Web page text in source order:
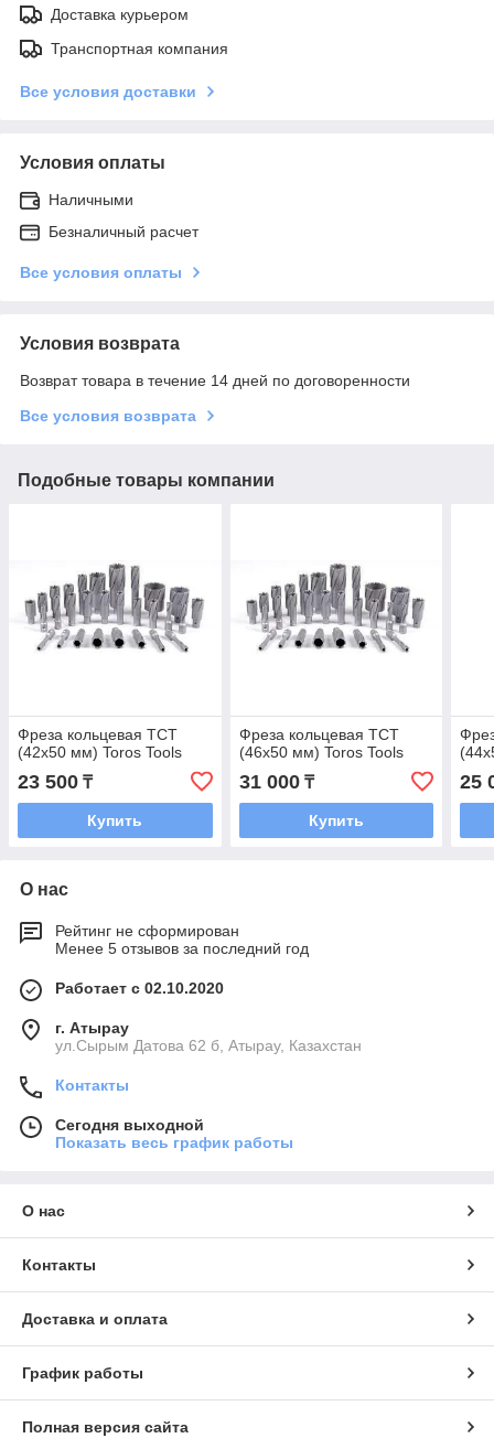
Доставка курьером
Транспортная компания
Все условия доставки
Условия оплаты
Наличными
Безналичный расчет
Все условия оплаты
Условия возврата
Возврат товара в течение 14 дней по договоренности
Все условия возврата
Подобные товары компании
Фреза кольцевая TCT
(42x50 мм) Toros Tools
23 500 ₸
Купить
Фреза кольцевая TCT
(46x50 мм) Toros Tools
31 000₸
Купить
25
О нас
Рейтинг не сформирован
Менее 5 отзывов за последний год
Работает с 02.10.2020
г. Атырау
ул.Сырым Датова 62 б, Атырау, Казахстан
Контакты
Сегодня выходной
Показать весь график работы
О нас
Контакты
Доставка и оплата
График работы
Полная версия сайта